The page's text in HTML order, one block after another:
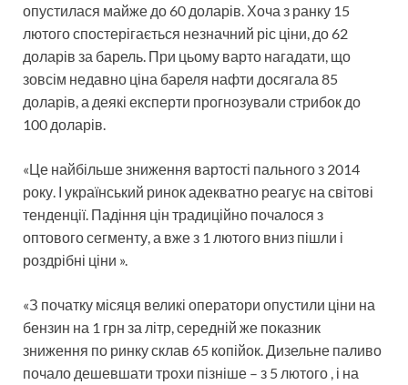
опустилася майже до 60 доларів. Хоча з ранку 15
лютого спостерігається незначний ріс ціни, до 62
доларів за барель. При цьому варто нагадати, що
зовсім недавно ціна бареля нафти досягала 85
доларів, а деякі експерти прогнозували стрибок до
100 доларів.
«Це найбільше зниження вартості пального з 2014
року. І український ринок адекватно реагує на світові
тенденції. Падіння цін традиційно почалося з
оптового сегменту, а вже з 1 лютого вниз пішли і
роздрібні ціни ».
«З початку місяця великі оператори опустили ціни на
бензин на 1 грн за літр, середній же показник
зниження по ринку склав 65 копійок. Дизельне паливо
почало дешевшати трохи пізніше – з 5 лютого , і на